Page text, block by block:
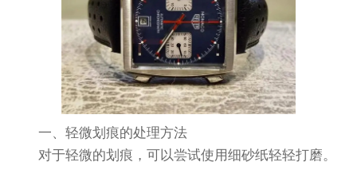
一、轻微划痕的处理方法
对于轻微的划痕，可以尝试使用细砂纸轻轻打磨。